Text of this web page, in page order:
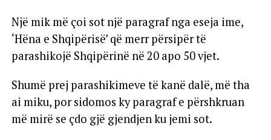
Një mik më çoi sot një paragraf nga eseja ime,
‘Hëna e Shqipërisë’ që merr përsipër të
parashikojë Shqipërinë në 20 apo 50 vjet.
Shumë prej parashikimeve të kanë dalë, më tha
ai miku, por sidomos ky paragraf e përshkruan
më mirë se çdo gjë gjendjen ku jemi sot.